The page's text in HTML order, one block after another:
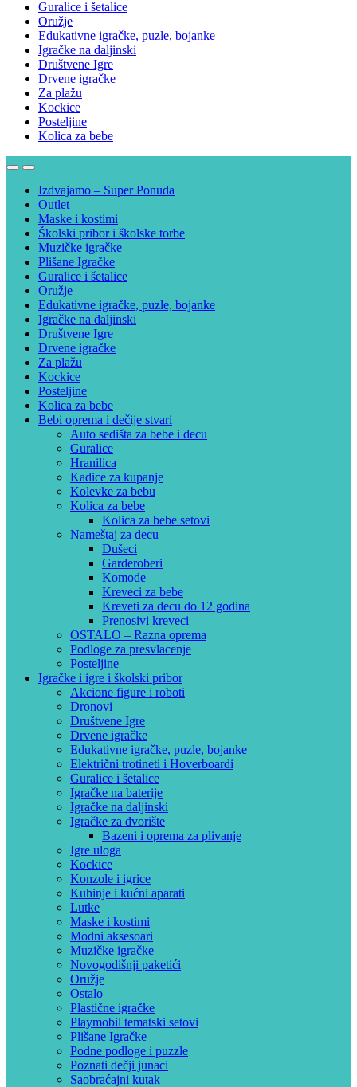
Guralice i šetalice
Oružje
Edukativne igračke, puzle, bojanke
Igračke na daljinski
Društvene Igre
Drvene igračke
Za plažu
Kockice
Posteljine
Kolica za bebe
Izdvajamo – Super Ponuda
Outlet
Maske i kostimi
Školski pribor i školske torbe
Muzičke igračke
Plišane Igračke
Guralice i šetalice
Oružje
Edukativne igračke, puzle, bojanke
Igračke na daljinski
Društvene Igre
Drvene igračke
Za plažu
Kockice
Posteljine
Kolica za bebe
Bebi oprema i dečije stvari
Auto sedišta za bebe i decu
Guralice
Hranilica
Kadice za kupanje
Kolevke za bebu
Kolica za bebe
Kolica za bebe setovi
Nameštaj za decu
Dušeci
Garderoberi
Komode
Kreveci za bebe
Kreveti za decu do 12 godina
Prenosivi kreveci
OSTALO – Razna oprema
Podloge za presvlacenje
Posteljine
Igračke i igre i školski pribor
Akcione figure i roboti
Dronovi
Društvene Igre
Drvene igračke
Edukativne igračke, puzle, bojanke
Električni trotineti i Hoverboardi
Guralice i šetalice
Igračke na baterije
Igračke na daljinski
‎Igračke za dvorište
Bazeni i oprema za plivanje
Igre uloga
Kockice
Konzole i igrice
Kuhinje i kućni aparati
Lutke
Maske i kostimi
Modni aksesoari
Muzičke igračke
Novogodišnji paketići
Oružje
Ostalo
Plastične igračke
Playmobil tematski setovi
Plišane Igračke
Podne podloge i puzzle
Poznati dečji junaci
Saobraćajni kutak